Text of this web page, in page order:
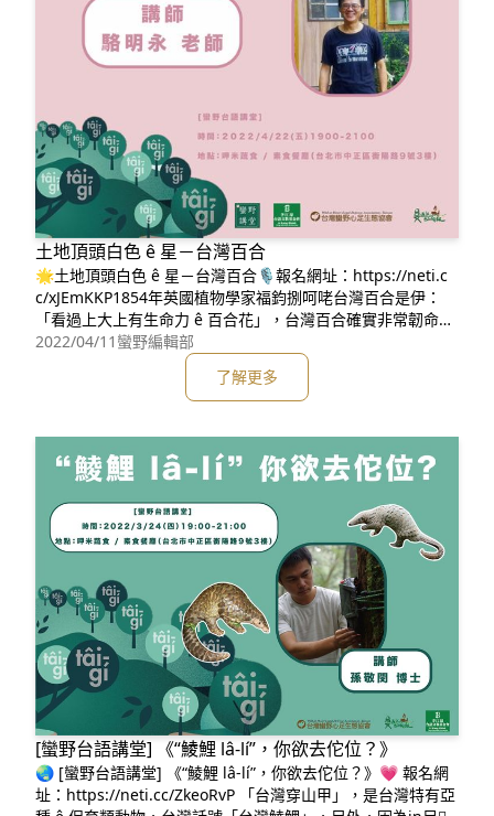
土地頂頭白色 ê 星－台灣百合
🌟土地頂頭白色 ê 星－台灣百合🎙報名網址：https://neti.c
c/xJEmKKP1854年英國植物學家福鈞捌呵咾台灣百合是伊：
「看過上大上有生命力 ê 百合花」，台灣百合確實非常韌命，
對平地到三千公尺 ê 高山攏會當生長~~~💖💖💖春天來，台
灣百合陸續佇咧台灣各地大開，一蕊一蕊 ê 白色花蕊親像土地
頂頭白色 ê 星，花葯閃爍金色
2022/04/11 蠻野編輯部
了解更多
[蠻野台語講堂] 《“鯪鯉 lâ-lí”，你欲去佗位？》
🌏 [蠻野台語講堂] 《“鯪鯉 lâ-lí”，你欲去佗位？》💗 報名網
址：https://neti.cc/ZkeoRvP 「台灣穿山甲」，是台灣特有亞